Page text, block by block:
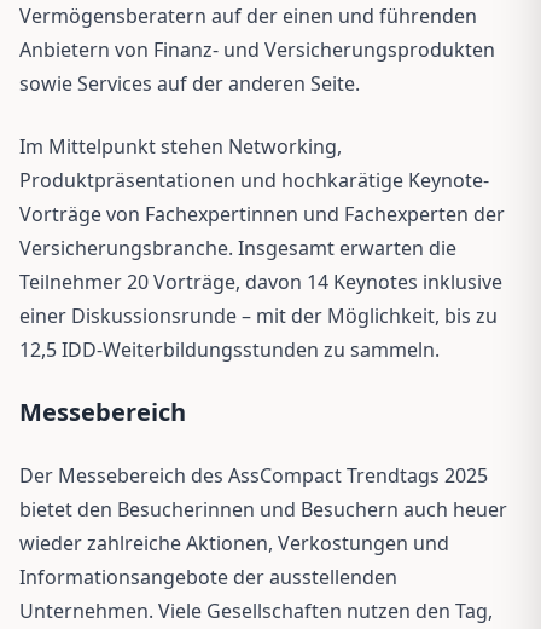
Vermögensberatern auf der einen und führenden
Anbietern von Finanz- und Versicherungsprodukten
sowie Services auf der anderen Seite.
Im Mittelpunkt stehen Networking,
Produktpräsentationen und hochkarätige Keynote-
Vorträge von Fachexpertinnen und Fachexperten der
Versicherungsbranche. Insgesamt erwarten die
Teilnehmer 20 Vorträge, davon 14 Keynotes inklusive
einer Diskussionsrunde – mit der Möglichkeit, bis zu
12,5 IDD-Weiterbildungsstunden zu sammeln.
Messebereich
Der Messebereich des AssCompact Trendtags 2025
bietet den Besucherinnen und Besuchern auch heuer
wieder zahlreiche Aktionen, Verkostungen und
Informationsangebote der ausstellenden
Unternehmen. Viele Gesellschaften nutzen den Tag,